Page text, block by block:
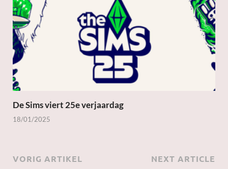
De Sims viert 25e verjaardag
18/01/2025
VORIG ARTIKEL NEXT ARTICLE